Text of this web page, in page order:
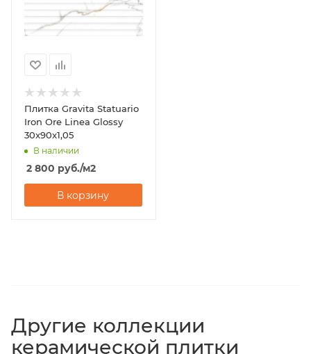
Плитка Gravita Statuario
Iron Ore Linea Glossy
30x90x1,05
В наличии
2 800 руб./м2
В корзину
Другие коллекции
керамической плитки